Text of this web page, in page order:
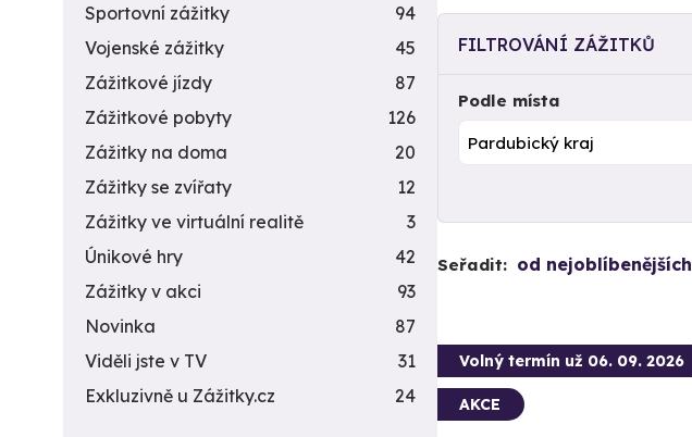
FILTROVÁNÍ ZÁŽITKŮ
Podle místa
Seřadit: od nejoblíbenějších
Volný termín už 06. 09. 2026
AKCE
Sportovní zážitky
94
Vojenské zážitky
45
Zážitkové jízdy
87
Zážitkové pobyty
126
Zážitky na doma
20
Zážitky se zvířaty
12
Zážitky ve virtuální realitě
3
Únikové hry
42
Zážitky v akci
93
Novinka
87
Viděli jste v TV
31
Exkluzivně u Zážitky.cz
24